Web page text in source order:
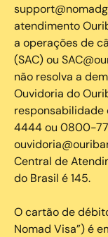
atendimento
a operações de
(SAC) ou
não resolva a
Ouvidoria do
4444 ou 0800-
Central de
do Brasil é 145.
O cartão de
Nomad Visa”) é